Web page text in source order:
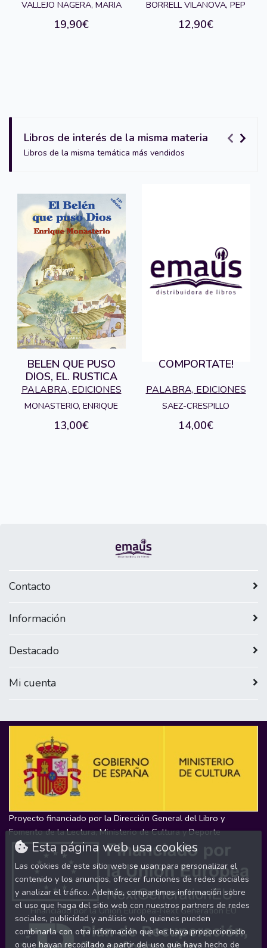
VALLEJO NAGERA, MARIA
19,90€
BORRELL VILANOVA, PEP
12,90€
Libros de interés de la misma materia
Libros de la misma temática más vendidos
BELEN QUE PUSO
DIOS, EL. RUSTICA
PALABRA, EDICIONES
MONASTERIO, ENRIQUE
13,00€
COMPORTATE!
PALABRA, EDICIONES
SAEZ-CRESPILLO
14,00€
Contacto
Información
Destacado
Mi cuenta
Proyecto financiado por la Dirección General del Libro y
Fomento de la Lectura, Ministerio de Cultura y Deporte
Financiado por la Unión Europea-Next Generation EU
Esta página web usa cookies
Las cookies de este sitio web se usan para personalizar el
contenido y los anuncios, ofrecer funciones de redes sociales
y analizar el tráfico. Además, compartimos información sobre
el uso que haga del sitio web con nuestros partners de redes
sociales, publicidad y análisis web, quienes pueden
combinarla con otra información que les haya proporcionado
o que hayan recopilado a partir del uso que haya hecho de